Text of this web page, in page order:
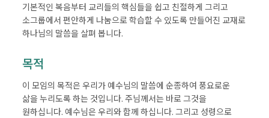
기본적인 복음부터 교리들의 핵심들을 쉽고 친절하게 그리고
소그룹에서 편안하게 나눔으로 학습할 수 있도록 만들어진 교재로
하나님의 말씀을 살펴 봅니다.
목적
이 모임의 목적은 우리가 예수님의 말씀에 순종하여 풍요로운
삶을 누리도록 하는 것입니다. 주님께서는 바로 그것을
원하십니다. 예수님은 우리와 함께 하십니다. 그리고 성령으로